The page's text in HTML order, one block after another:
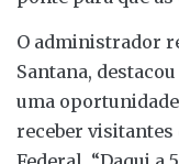
O administrador
Santana,
uma
receber